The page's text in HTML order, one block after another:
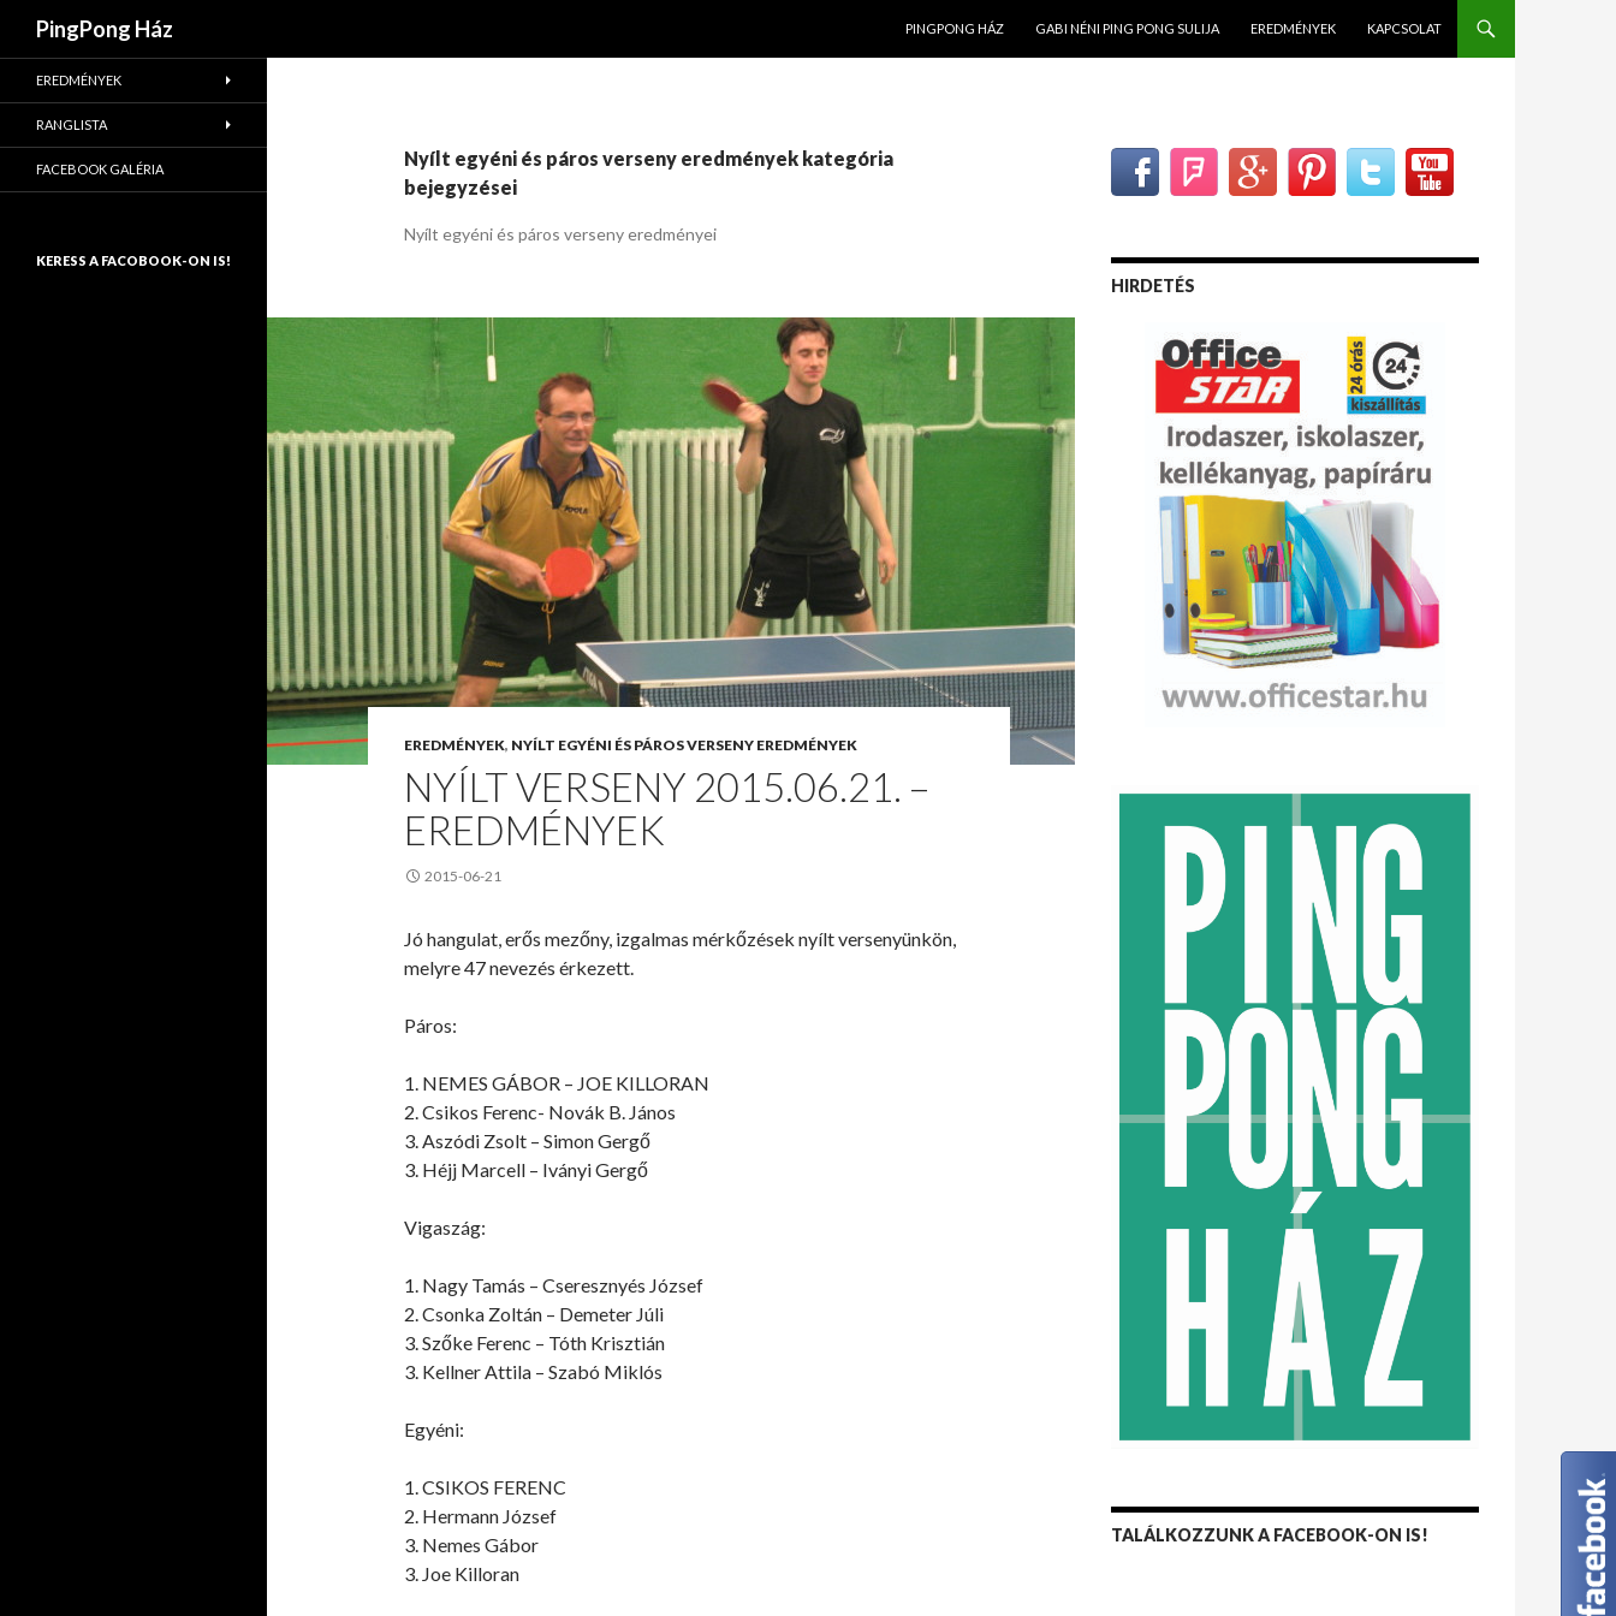
PingPong Ház
PINGPONG HÁZ
GABI NÉNI PING PONG SULIJA EREDMÉNYEK KAPCSOLAT
Nyílt egyéni és páros verseny eredmények kategória
bejegyzései
Nyílt egyéni és páros verseny eredményei
EREDMÉNYEK, NYÍLT EGYÉNI ÉS PÁROS VERSENY EREDMÉNYEK
NYÍLT VERSENY 2015.06.21. –
EREDMÉNYEK
2015-06-21
Jó hangulat, erős mezőny, izgalmas mérkőzések nyílt versenyünkön,
melyre 47 nevezés érkezett.
Páros:
1. NEMES GÁBOR – JOE KILLORAN
2. Csikos Ferenc- Novák B. János
3. Aszódi Zsolt – Simon Gergő
3. Héjj Marcell – Iványi Gergő
Vigaszág:
1. Nagy Tamás – Cseresznyés József
2. Csonka Zoltán – Demeter Júli
3. Szőke Ferenc – Tóth Krisztián
3. Kellner Attila – Szabó Miklós
Egyéni:
1. CSIKOS FERENC
2. Hermann József
3. Nemes Gábor
3. Joe Killoran
HIRDETÉS
TALÁLKOZZUNK A FACEBOOK-ON IS!
EREDMÉNYEK
RANGLISTA
FACEBOOK GALÉRIA
KERESS A FACOBOOK-ON IS!